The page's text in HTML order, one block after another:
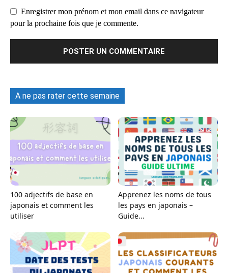
Enregistrer mon prénom et mon email dans ce navigateur
pour la prochaine fois que je commente.
A ne pas rater cette semaine
100 adjectifs de base en
japonais et comment les
utiliser
Apprenez les noms de tous
les pays en japonais –
Guide...